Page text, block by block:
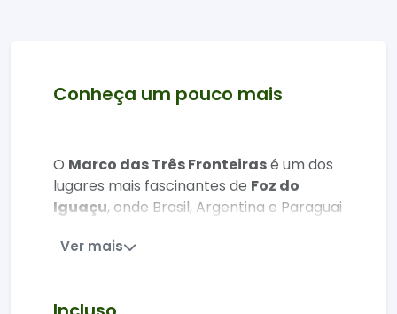
Conheça um pouco mais
O Marco das Três Fronteirasé um dos
lugares mais fascinantes de Foz do
Iguaçu, onde Brasil, Argentina e Paraguai
inesquecível. Com vista para o encontro
Ver mais